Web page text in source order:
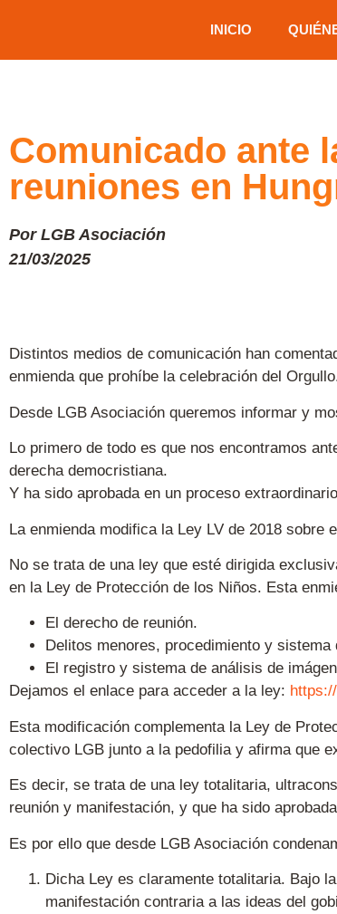
INICIO
Comunicado ante
reuniones en
Por LGB Asociación
21/03/2025
Distintos medios de comunicación han
enmienda que prohíbe la celebración del
Desde LGB Asociación queremos informar y
Lo primero de todo es que nos encontramos
derecha democristiana.
Y ha sido aprobada en un proceso
La enmienda modifica la Ley LV de 2018 sobre
No se trata de una ley que esté dirigida
en la Ley de Protección de los Niños. Esta
El derecho de reunión.
Delitos menores, procedimiento y
El registro y sistema de análisis de
Dejamos el enlace para acceder a la ley:
Esta modificación complementa la Ley de
colectivo LGB junto a la pedofilia y afirma que
Es decir, se trata de una ley totalitaria,
reunión y manifestación, y que ha sido
Es por ello que desde LGB Asociación
Dicha Ley es claramente totalitaria. Bajo
manifestación contraria a las ideas del